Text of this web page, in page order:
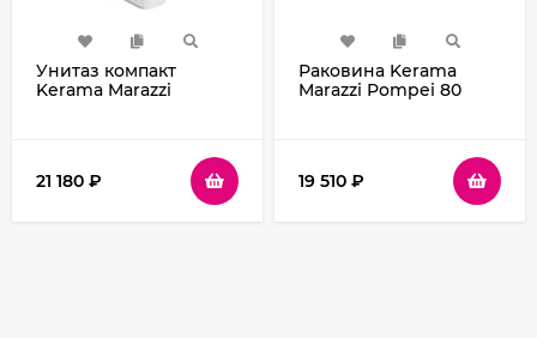
Унитаз компакт
Kerama Marazzi
21 180 ₽
Раковина Kerama
Marazzi Pompei 80
19 510 ₽